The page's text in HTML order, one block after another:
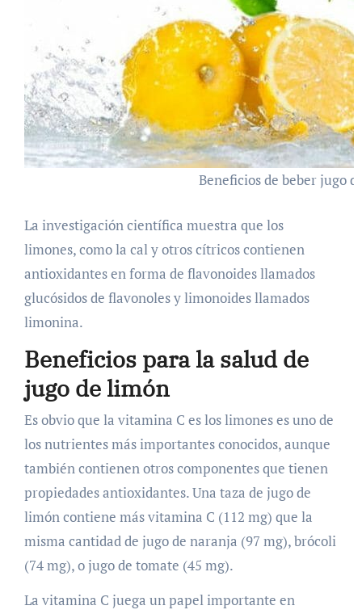
Beneficios de beber jugo
La investigación científica muestra que los
limones, como la cal y otros cítricos contienen
antioxidantes en forma de flavonoides llamados
glucósidos de flavonoles y limonoides llamados
limonina.
Beneficios para la salud de
jugo de limón
Es obvio que la vitamina C es los limones es uno de
los nutrientes más importantes conocidos, aunque
también contienen otros componentes que tienen
propiedades antioxidantes. Una taza de jugo de
limón contiene más vitamina C (112 mg) que la
misma cantidad de jugo de naranja (97 mg), brócoli
(74 mg), o jugo de tomate (45 mg).
La vitamina C juega un papel importante en